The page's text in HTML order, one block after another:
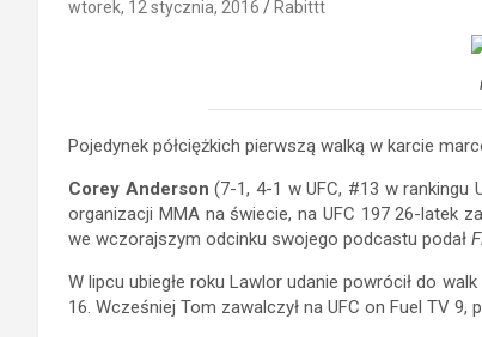
wtorek, 12 stycznia, 2016 Rabittt
Pojedynek półciężkich pierwszą walką w karcie
Corey Anderson (7-1, 4-1 w UFC, #13 w rankingu
organizacji MMA na świecie, na UFC 197 26-latek
we wczorajszym odcinku swojego podcastu podał
W lipcu ubiegłe roku Lawlor udanie powrócił do
16. Wcześniej Tom zawalczył na UFC on Fuel TV